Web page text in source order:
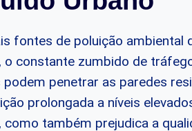
fontes de poluição ambiental
constante zumbido de
penetrar as paredes
prolongada a níveis
também prejudica a